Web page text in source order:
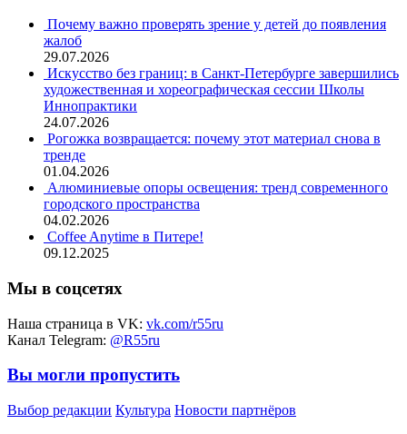
Почему важно проверять зрение у детей до появления
жалоб
29.07.2026
Искусство без границ: в Санкт-Петербурге завершились
художественная и хореографическая сессии Школы
Иннопрактики
24.07.2026
Рогожка возвращается: почему этот материал снова в
тренде
01.04.2026
Алюминиевые опоры освещения: тренд современного
городского пространства
04.02.2026
Coffee Anytime в Питере!
09.12.2025
Мы в соцсетях
Наша страница в VK: vk.com/r55ru
Канал Telegram: @R55ru
Вы могли пропустить
Выбор редакции Культура Новости партнёров